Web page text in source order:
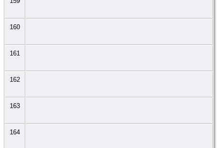
160
161
162
163
164